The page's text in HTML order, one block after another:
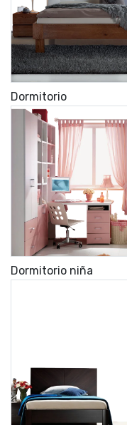
Dormitorio
Dormitorio niña